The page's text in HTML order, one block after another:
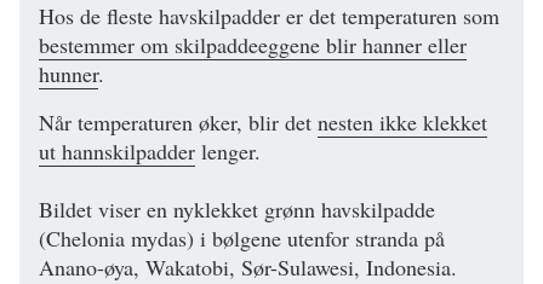
Hos de fleste havskilpadder er det temperaturen som
bestemmer om skilpaddeeggene blir hanner eller
hunner.
Når temperaturen øker, blir det nesten ikke klekket
ut hannskilpadder lenger.
Bildet viser en nyklekket grønn havskilpadde
(Chelonia mydas) i bølgene utenfor stranda på
Anano-øya, Wakatobi, Sør-Sulawesi, Indonesia.